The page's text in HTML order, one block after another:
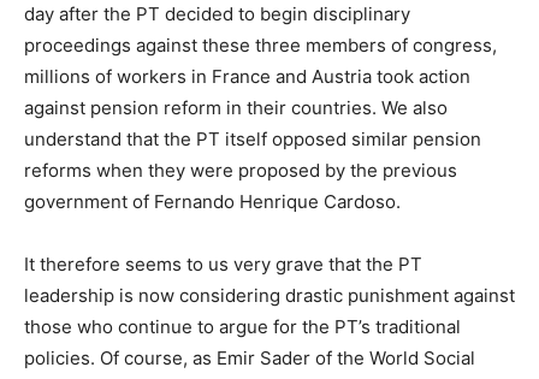
day after the PT decided to begin disciplinary
proceedings against these three members of congress,
millions of workers in France and Austria took action
against pension reform in their countries. We also
understand that the PT itself opposed similar pension
reforms when they were proposed by the previous
government of Fernando Henrique Cardoso.
It therefore seems to us very grave that the PT
leadership is now considering drastic punishment against
those who continue to argue for the PT’s traditional
policies. Of course, as Emir Sader of the World Social